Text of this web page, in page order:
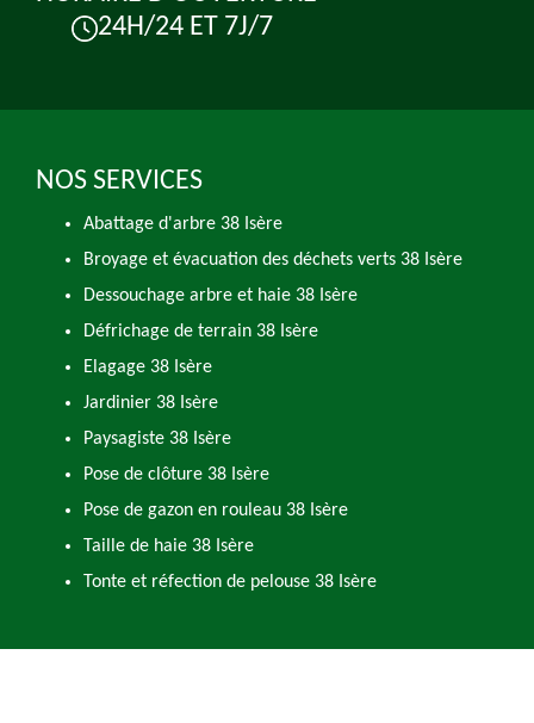
24H/24 ET 7J/7
NOS SERVICES
Abattage d'arbre 38 Isère
Broyage et évacuation des déchets verts 38 Isère
Dessouchage arbre et haie 38 Isère
Défrichage de terrain 38 Isère
Elagage 38 Isère
Jardinier 38 Isère
Paysagiste 38 Isère
Pose de clôture 38 Isère
Pose de gazon en rouleau 38 Isère
Taille de haie 38 Isère
Tonte et réfection de pelouse 38 Isère